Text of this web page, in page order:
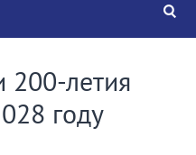
200-летия
году